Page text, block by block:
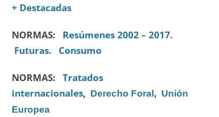
+ Destacadas
NORMAS: Resúmenes 2002 – 2017.
Futuras.
Consumo
NORMAS: Tratados
internacionales, Derecho Foral , Unión
Europea